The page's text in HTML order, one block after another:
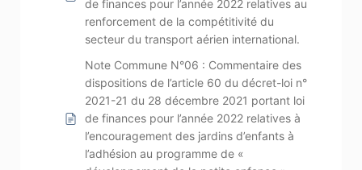
de finances pour l’année 2022 relatives au
renforcement de la compétitivité du
secteur du transport aérien international.
Note Commune N°06 : Commentaire des
dispositions de l’article 60 du décret-loi n°
2021-21 du 28 décembre 2021 portant loi
de finances pour l’année 2022 relatives à
l’encouragement des jardins d’enfants à
l’adhésion au programme de «